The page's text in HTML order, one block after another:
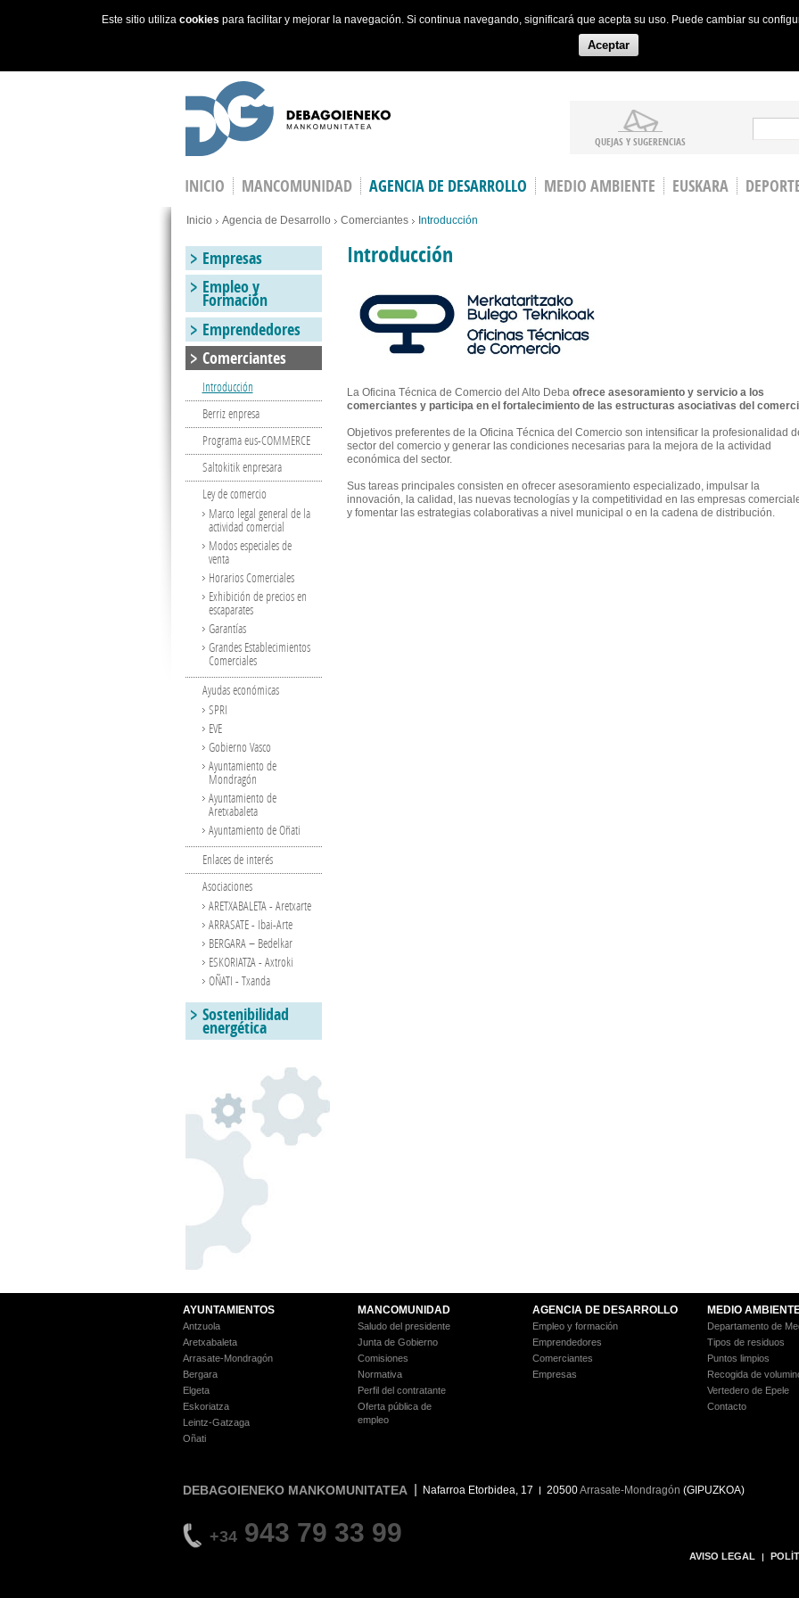
Este sitio utiliza cookies para facilitar y mejorar la navegación. Si continua navegando, significará que acepta su uso. Puede cambiar su
Aceptar
QUEJAS Y SUGERENCIAS
INICIO MANCOMUNIDAD AGENCIA DE DESARROLLO MEDIO AMBIENTE EUSKARA
Estás en
Inicio Agencia de Desarrollo Comerciantes Introducción
Introducción
La Oficina Técnica de Comercio del Alto Deba ofrece asesoramiento y servicio a los
comerciantes y participa en el fortalecimiento de las estructuras asociativas del
Objetivos preferentes de la Oficina Técnica del Comercio son intensificar la profesionalidad
sector del comercio y generar las condiciones necesarias para la mejora de la actividad
económica del sector.
Sus tareas principales consisten en ofrecer asesoramiento especializado, impulsar la
innovación, la calidad, las nuevas tecnologías y la competitividad en las empresas
y fomentar las estrategias colaborativas a nivel municipal o en la cadena de distribución.
Empresas
Empleo y
Formación
Emprendedores
Comerciantes
Introducción
Berriz enpresa
Programa eus-COMMERCE
Saltokitik enpresara
Ley de comercio
Marco legal general de la
actividad comercial
Modos especiales de
venta
Horarios Comerciales
Exhibición de precios en
escaparates
Garantías
Grandes Establecimientos
Comerciales
Ayudas económicas
SPRI
EVE
Gobierno Vasco
Ayuntamiento de
Mondragón
Ayuntamiento de
Aretxabaleta
Ayuntamiento de Oñati
Enlaces de interés
Asociaciones
ARETXABALETA - Aretxarte
ARRASATE - Ibai-Arte
BERGARA – Bedelkar
ESKORIATZA - Axtroki
OÑATI - Txanda
Sostenibilidad
energética
AYUNTAMIENTOS
Antzuola
Aretxabaleta
Arrasate-Mondragón
Bergara
Elgeta
Eskoriatza
Leintz-Gatzaga
Oñati
MANCOMUNIDAD
Saludo del presidente
Junta de Gobierno
Comisiones
Normativa
Perfil del contratante
Oferta pública de
empleo
AGENCIA DE DESARROLLO
Empleo y formación
Emprendedores
Comerciantes
Empresas
MEDIO
Departamento de
Tipos de residuos
Puntos limpios
Recogida de
Vertedero de Epele
Contacto
DEBAGOIENEKO MANKOMUNITATEA Nafarroa Etorbidea, 17 20500Arrasate-Mondragón (GIPUZKOA)
+34943 79 33 99
AVISO LEGAL